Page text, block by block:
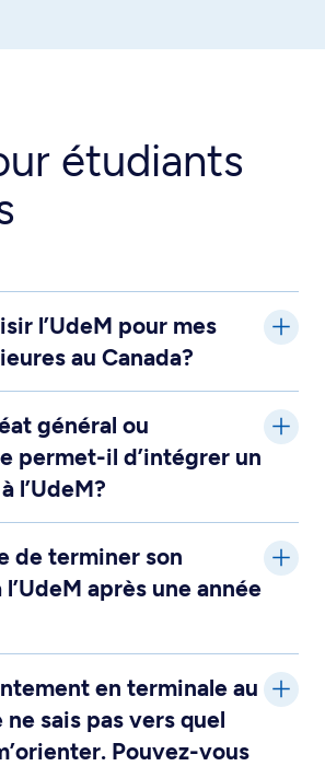
étudiants
l’UdeM pour mes
au Canada?
général ou
permet-il d’intégrer un
l’UdeM?
de terminer son
après une année
en terminale au
sais pas vers quel
Pouvez-vous